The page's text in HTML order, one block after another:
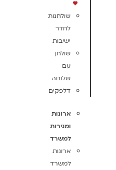
שולחנות
לחדר
ישיבות
שולחן
עם
שלוחה
דלפקים
ארונות
ומגירות
למשרד
ארונות
למשרד